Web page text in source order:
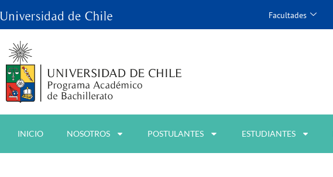
Facultades
INICIO NOSOTROS POSTULANTES ESTUDIANTES